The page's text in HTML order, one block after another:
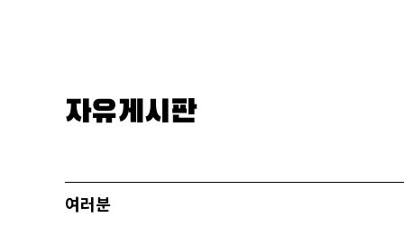
자유게시판
여러분